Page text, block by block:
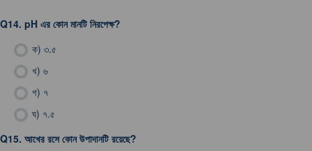
Q14. pH এর কোন মানটি নিরপেক্ষ?
ক) ৩.৫
খ) ৬
গ) ৭
ঘ) ৭.৫
Q15. আখের রসে কোন উপাদানটি রয়েছে?